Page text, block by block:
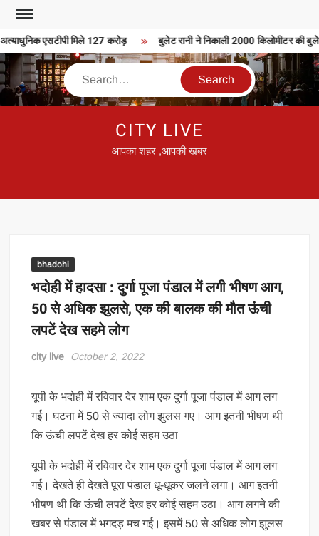
Skip
content एसटीपी मिले 127 करोड़ बुलेट रानी ने निकाली 2000 किलोमीटर की
Search
CITY LIVE
आपका शहर ,आपकी खबर
bhadohi
भदोही में हादसा : दुर्गा पूजा पंडाल में लगी भीषण आग,
50 से अधिक झुलसे, एक की बालक की मौत ऊंची
लपटें देख सहमे लोग
city live October 2, 2022
यूपी के भदोही में रविवार देर शाम एक दुर्गा पूजा पंडाल में आग लग
गई। घटना में 50 से ज्यादा लोग झुलस गए। आग इतनी भीषण थी
कि ऊंची लपटें देख हर कोई सहम उठा
यूपी के भदोही में रविवार देर शाम एक दुर्गा पूजा पंडाल में आग लग
गई। देखते ही देखते पूरा पंडाल धू-धूकर जलने लगा। आग इतनी
भीषण थी कि ऊंची लपटें देख हर कोई सहम उठा। आग लगने की
खबर से पंडाल में भगदड़ मच गई। इसमें 50 से अधिक लोग झुलस